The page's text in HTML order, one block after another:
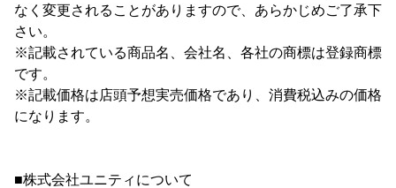
なく変更されることがありますので、あらかじめご了承下
さい。
※記載されている商品名、会社名、各社の商標は登録商標
です。
※記載価格は店頭予想実売価格であり、消費税込みの価格
になります。
■株式会社ユニティについて